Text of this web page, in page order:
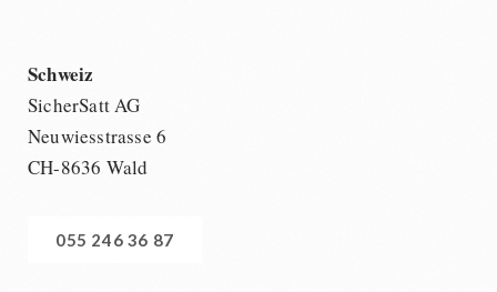
Schweiz
SicherSatt AG
Neuwiesstrasse 6
CH-8636 Wald
055 246 36 87